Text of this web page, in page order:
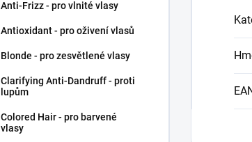
Anti-Frizz - pro vlnité vlasy
Antioxidant - pro oživení vlasů
Blonde - pro zesvětlené vlasy
Clarifying Anti-Dandruff - proti
lupům
Colored Hair - pro barvené
vlasy